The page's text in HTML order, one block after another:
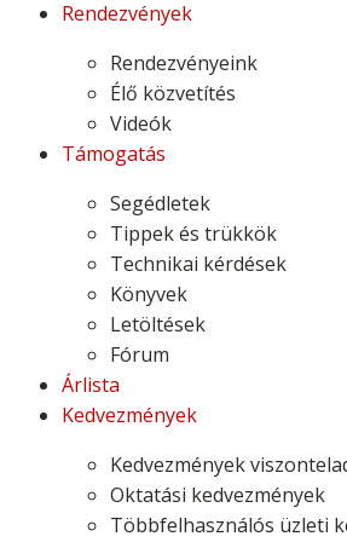
Rendezvények
Rendezvényeink
Élő közvetítés
Videók
Támogatás
Segédletek
Tippek és trükkök
Technikai kérdések
Könyvek
Letöltések
Fórum
Árlista
Kedvezmények
Kedvezmények
Oktatási kedvezmények
Többfelhasználós üzleti